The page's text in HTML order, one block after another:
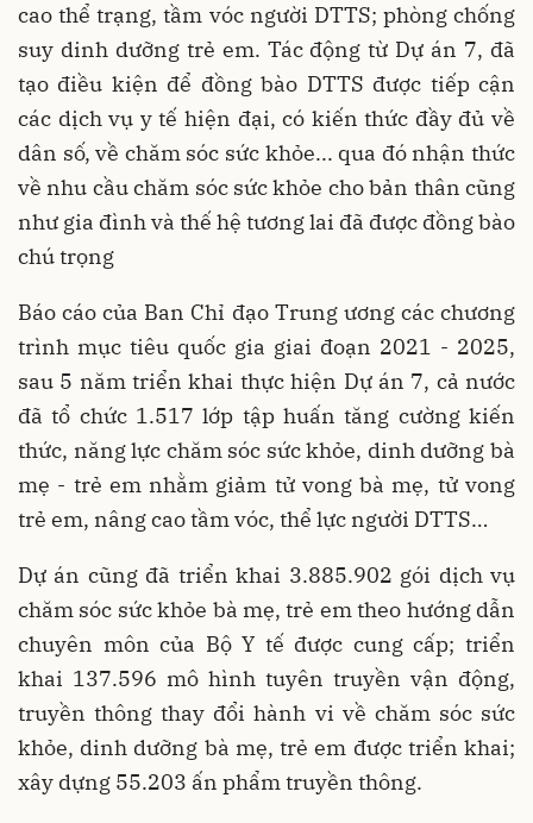
cao thể trạng, tầm vóc người DTTS; phòng chống
suy dinh dưỡng trẻ em. Tác động từ Dự án 7, đã
tạo điều kiện để đồng bào DTTS được tiếp cận
các dịch vụ y tế hiện đại, có kiến thức đầy đủ về
dân số, về chăm sóc sức khỏe... qua đó nhận thức
về nhu cầu chăm sóc sức khỏe cho bản thân cũng
như gia đình và thế hệ tương lai đã được đồng bào
chú trọng
Báo cáo của Ban Chỉ đạo Trung ương các chương
trình mục tiêu quốc gia giai đoạn 2021 - 2025,
sau 5 năm triển khai thực hiện Dự án 7, cả nước
đã tổ chức 1.517 lớp tập huấn tăng cường kiến
thức, năng lực chăm sóc sức khỏe, dinh dưỡng bà
mẹ - trẻ em nhằm giảm tử vong bà mẹ, tử vong
trẻ em, nâng cao tầm vóc, thể lực người DTTS…
Dự án cũng đã triển khai 3.885.902 gói dịch vụ
chăm sóc sức khỏe bà mẹ, trẻ em theo hướng dẫn
chuyên môn của Bộ Y tế được cung cấp; triển
khai 137.596 mô hình tuyên truyền vận động,
truyền thông thay đổi hành vi về chăm sóc sức
khỏe, dinh dưỡng bà mẹ, trẻ em được triển khai;
xây dựng 55.203 ấn phẩm truyền thông.